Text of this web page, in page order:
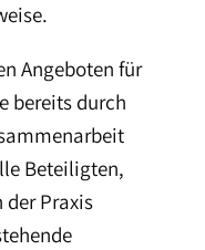
Angeboten für
bereits durch
Beteiligten,
Praxis